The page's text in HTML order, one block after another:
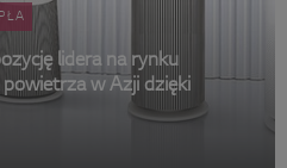
lidera na rynku
w Azji dzięki